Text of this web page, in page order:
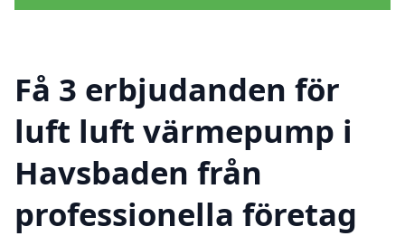
Få 3 erbjudanden för
luft luft värmepump i
Havsbaden från
professionella företag